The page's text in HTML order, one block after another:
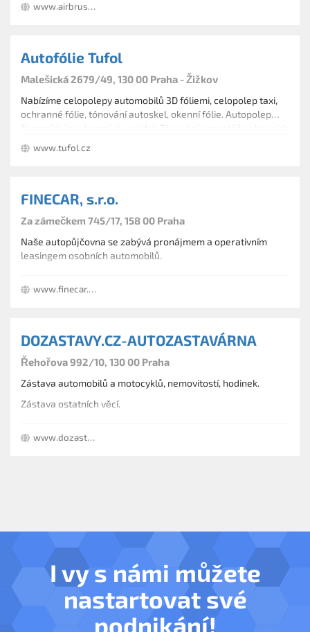
www.airbrush-mo-bi08.cz
Autofólie Tufol
Malešická 2679/49, 130 00 Praha - Žižkov
Nabízíme celopolepy automobilů 3D fóliemi, celopolep taxi,
ochranné fólie, tónování autoskel, okenní fólie. Autopolep
firemních i soukromých vozidel. Tónování a montáže okenních
fólií, potahování automobilů pro firmy i pro soukromé osoby
různých modelů a různých barev. Čištění interiérů
www.tufol.cz
FINECAR, s.r.o.
Za zámečkem 745/17, 158 00 Praha
Naše autopůjčovna se zabývá pronájmem a operativním
leasingem osobních automobilů.
www.finecar.cz
DOZASTAVY.CZ-AUTOZASTAVÁRNA
Řehořova 992/10, 130 00 Praha
Zástava automobilů a motocyklů, nemovitostí, hodinek.
Zástava ostatních věcí.
www.dozastavy.cz
I vy s námi můžete
nastartovat své
podnikání!